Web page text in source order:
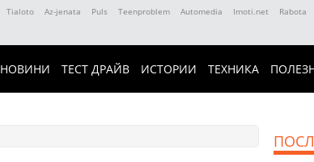
Tialoto Az-jenata Puls Teenproblem Automedia Imoti.net Rabota
НОВИНИ ТЕСТ ДРАЙВ ИСТОРИИ ТЕХНИКА